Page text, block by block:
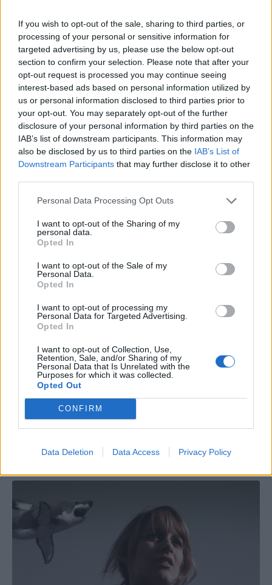
If you wish to opt-out of the sale, sharing to third parties, or
processing of your personal or sensitive information for
targeted advertising by us, please use the below opt-out
section to confirm your selection. Please note that after your
opt-out request is processed you may continue seeing
interest-based ads based on personal information utilized by
us or personal information disclosed to third parties prior to
your opt-out. You may separately opt-out of the further
disclosure of your personal information by third parties on the
IAB’s list of downstream participants. This information may
also be disclosed by us to third parties on the IAB’s List of
Downstream Participants that may further disclose it to other
Personal Data Processing Opt Outs
I want to opt-out of the Sharing of my
personal data.
Opted In
I want to opt-out of the Sale of my
Personal Data.
Opted In
I want to opt-out of processing my
Personal Data for Targeted Advertising.
Opted In
I want to opt-out of Collection, Use,
Retention, Sale, and/or Sharing of my
Personal Data that Is Unrelated with the
Purposes for which it was collected.
Opted Out
CONFIRM
Data Deletion Data Access Privacy Policy